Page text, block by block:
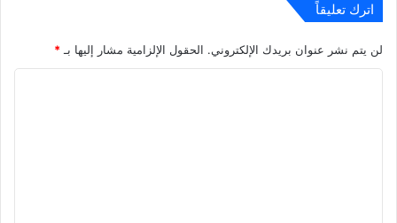
اترك تعليقاً
لن يتم نشر عنوان بريدك الإلكتروني. الحقول الإلزامية مشار إليها بـ *